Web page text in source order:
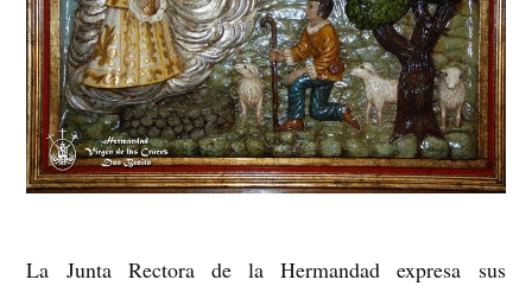
La Junta Rectora de la Hermandad expresa sus